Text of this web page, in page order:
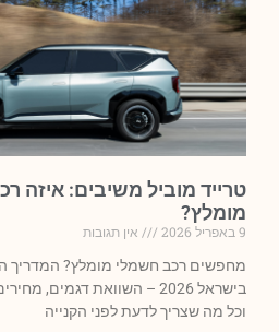
טרייד מוביל משיבים: איזה
מומלץ?
9 באפריל 2026
אין תגובות
מחפשים רכב חשמלי מומלץ? המדריך
בישראל 2026 – השוואת
וכל מה שצריך לדעת לפני הקנייה